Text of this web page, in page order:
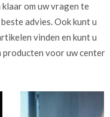
om uw vragen te
advies. Ook kunt u
vinden en kunt u
voor uw center